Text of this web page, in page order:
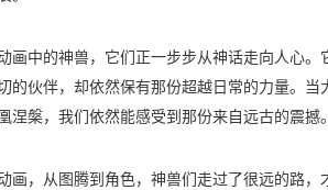
画中的神兽，它们正一步步从神话走向人心。
的伙伴，却依然保有那份超越日常的力量。
涅槃，我们依然能感受到那份来自远古的震撼。
画，从图腾到角色，神兽们走过了很远的路